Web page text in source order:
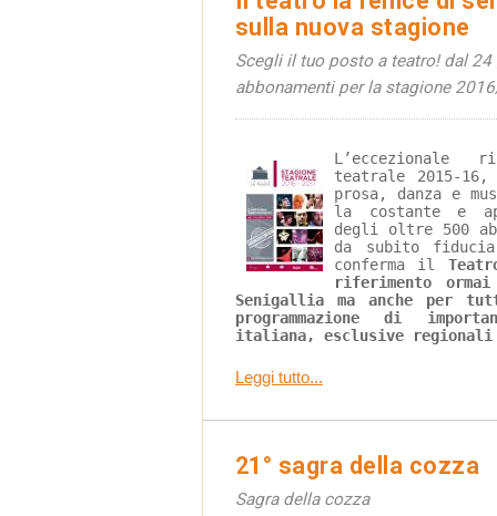
sulla nuova stagione
Scegli il tuo posto a teatro! dal 24
abbonamenti per la stagione
teatrale 2015-
prosa, danza e
la costante e
degli oltre 500
da subito
conferma il
riferimento
Senigallia ma anche per
programmazione di
italiana, esclusive
Leggi tutto...
21° sagra della cozza
Sagra della cozza